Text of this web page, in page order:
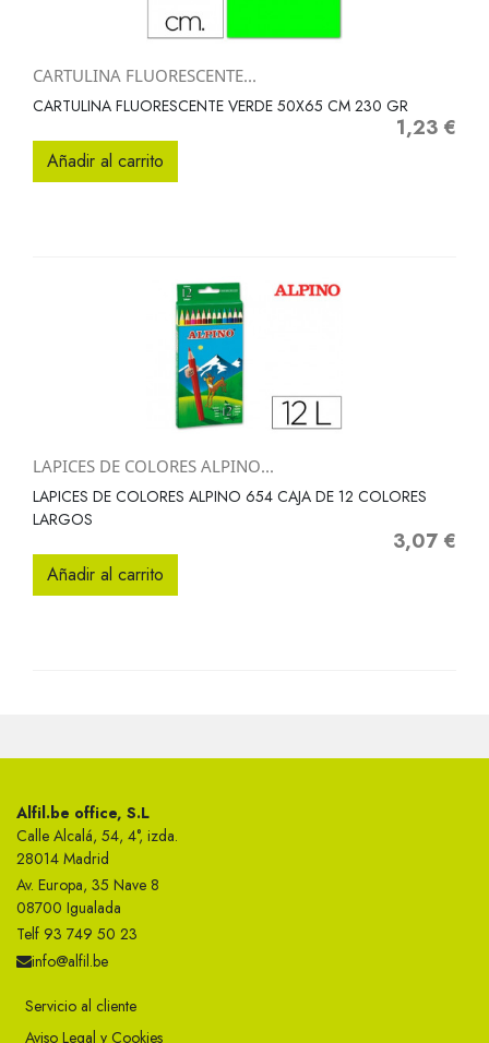
CARTULINA FLUORESCENTE...
CARTULINA FLUORESCENTE VERDE 50X65 CM 230 GR
Precio
1,23 €
Añadir al carrito
LAPICES DE COLORES ALPINO...
LAPICES DE COLORES ALPINO 654 CAJA DE 12 COLORES
LARGOS
Precio
3,07 €
Añadir al carrito
Alfil.be office, S.L
Calle Alcalá, 54, 4°, izda.
28014 Madrid
Av. Europa, 35 Nave 8
08700 Igualada
Telf 93 749 50 23
info@alfil.be
Servicio al cliente
Aviso Legal y Cookies